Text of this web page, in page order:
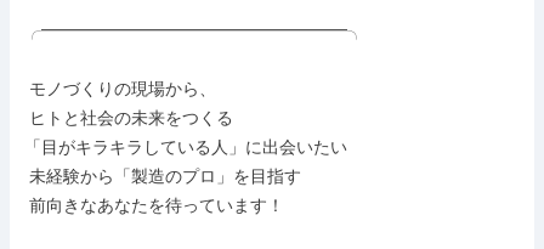
╭━━━━━━━━━━━━━━━━━━╮
「目がキラキラしている人」に出会いたい